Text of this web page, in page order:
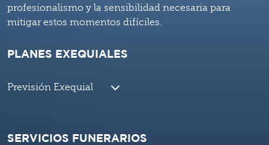
profesionalismo y la sensibilidad necesaria para
mitigar estos momentos difíciles.
PLANES EXEQUIALES
Previsión Exequial
SERVICIOS FUNERARIOS